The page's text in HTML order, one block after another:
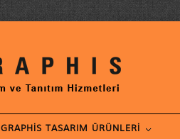
GRAPHIS TASARIM ÜRÜNLERI